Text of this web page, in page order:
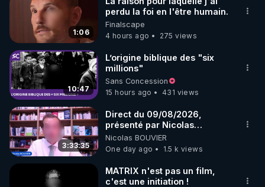
1:06
perdu la foi en l'être humain.
Finalscape
4 hours ago
275 views
10:47
L’origine biblique des "six
millions"
Sans Concession
15 hours ago
431 views
3:33:35
Direct du 09/08/2026,
présenté par Nicolas
BOUVIER
Nicolas BOUVIER
One day ago
1.5 k views
MATRIX n'est pas un film,
c'est une initiation !